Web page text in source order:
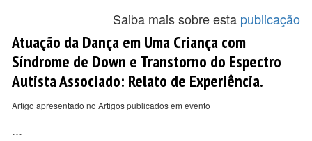
Saiba mais sobre esta publicação
Atuação da Dança em Uma Criança com
Síndrome de Down e Transtorno do Espectro
Autista Associado: Relato de Experiência.
Artigo apresentado no Artigos publicados em evento
...